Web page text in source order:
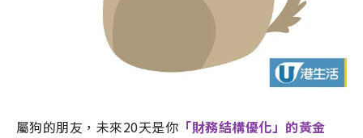
屬狗的朋友，未來20天是你 「財務結構優化」的黃金